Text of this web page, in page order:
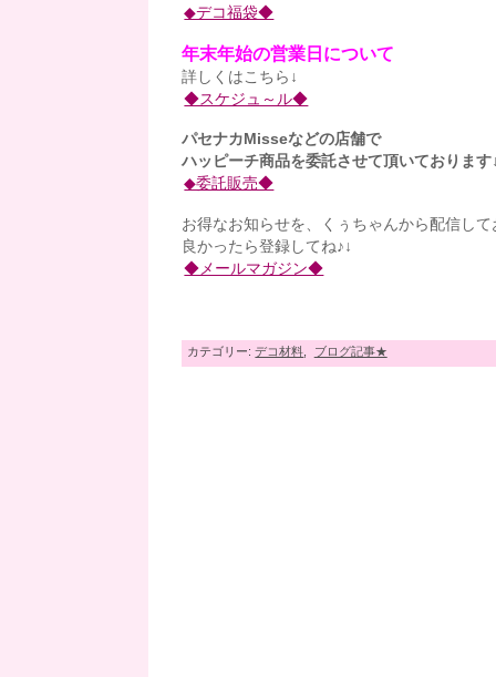
◆デコ福袋◆
年末年始の営業日について
詳しくはこちら↓
◆スケジュ～ル◆
パセナカMisseなどの店舗で
ハッピーチ商品を委託させて頂いております↓
◆委託販売◆
お得なお知らせを、くぅちゃんから配信して
良かったら登録してね♪↓
◆メールマガジン◆
カテゴリー:デコ材料 ブログ記事★